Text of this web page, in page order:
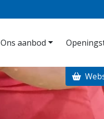
Ons aanbod